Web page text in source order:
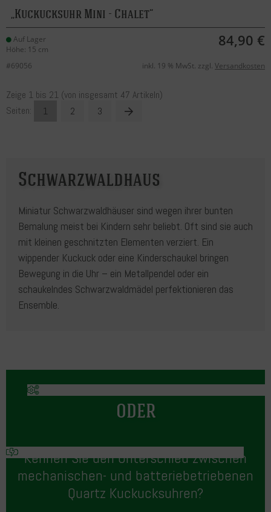
Kuckucksuhr Mini - Chalet
Auf Lager
Höhe: 15 cm
84,90 €
#69056 inkl. 19 % MwSt. zzgl. Versandkosten
Zeige 1 bis 21 (von insgesamt 47 Artikeln)
Seiten:
1 2 3
Schwarzwaldhaus
Miniatur Schwarzwaldhäuser sind wegen ihrer bunten
Bemalung meist bei Kindern sehr beliebt. Oft sind sie auch
mit kleinen geschnitzten Elementen verziert. Ein
wippender Kuckuck oder eine Kinderschaukel bringen
Bewegung in die Uhr – ein Metallpendel oder ein
schaukelndes Schwarzwaldmädel perfektionieren das
Ensemble.
ODER
Kennen Sie den Unterschied zwischen
mechanischen- und batteriebetriebenen
Quartz Kuckucksuhren?